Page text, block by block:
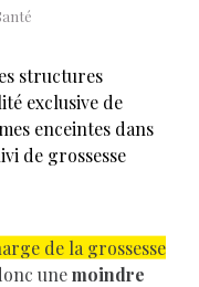
structures
exclusive de
enceintes dans
de grossesse
de la grossesse
unemoindre